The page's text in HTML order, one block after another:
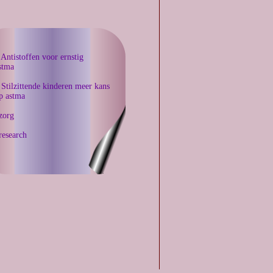
voor ernstig
kinderen meer kans
astma